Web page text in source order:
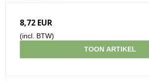
8,72 EUR
(incl. BTW)
TOON ARTIKEL